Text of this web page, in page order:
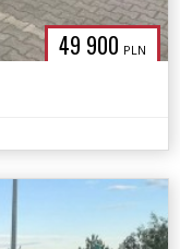
49 900 PLN